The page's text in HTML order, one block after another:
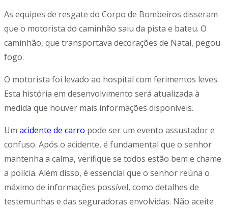
As equipes de resgate do Corpo de Bombeiros disseram
que o motorista do caminhão saiu da pista e bateu. O
caminhão, que transportava decorações de Natal, pegou
fogo.
O motorista foi levado ao hospital com ferimentos leves.
Esta história em desenvolvimento será atualizada à
medida que houver mais informações disponíveis.
Um acidente de carro pode ser um evento assustador e
confuso. Após o acidente, é fundamental que o senhor
mantenha a calma, verifique se todos estão bem e chame
a polícia. Além disso, é essencial que o senhor reúna o
máximo de informações possível, como detalhes de
testemunhas e das seguradoras envolvidas. Não aceite